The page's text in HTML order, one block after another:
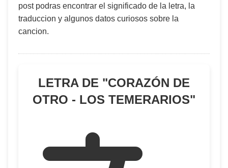
post podras encontrar el significado de la letra, la
traduccion y algunos datos curiosos sobre la
cancion.
LETRA DE "CORAZÓN DE
OTRO - LOS TEMERARIOS"